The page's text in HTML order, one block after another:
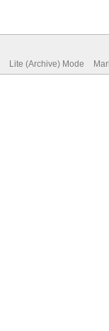
Lite (Archive) Mode